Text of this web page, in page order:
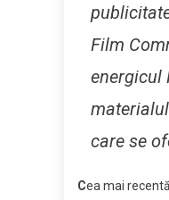
Film
energicul
care se
Cea mai